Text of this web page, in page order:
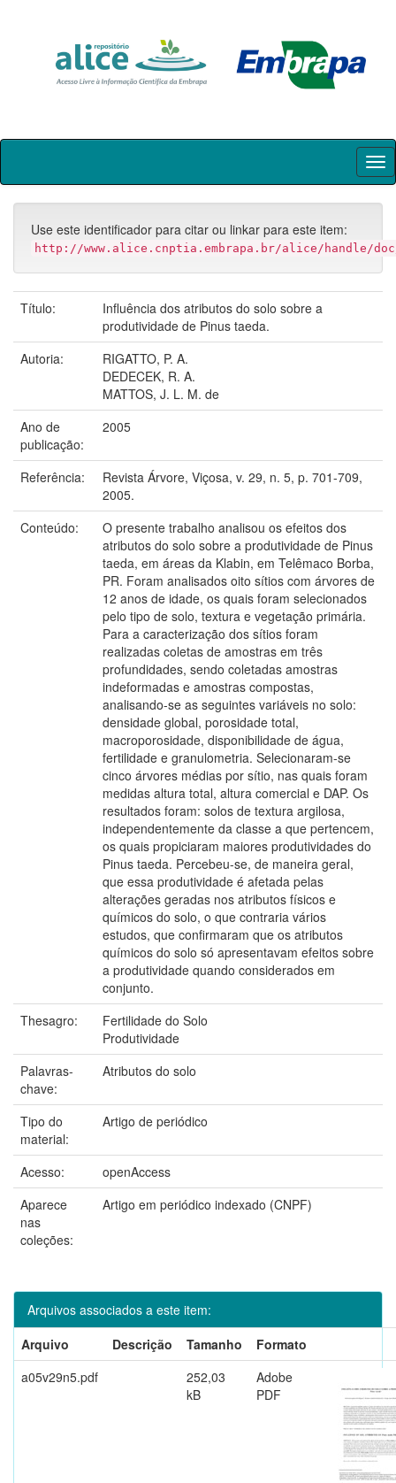
Skip
Use este identificador para citar ou linkar para este item:
http://www.alice.cnptia.embrapa.br/alice/handle/
Título:
Influência dos atributos do solo sobre a
produtividade de Pinus taeda.
Autoria:
RIGATTO, P. A.
DEDECEK, R. A.
MATTOS, J. L. M. de
Ano de
publicação:
2005
Referência:
Revista Árvore, Viçosa, v. 29, n. 5, p. 701-709,
2005.
Conteúdo:
O presente trabalho analisou os efeitos dos
atributos do solo sobre a produtividade de Pinus
taeda, em áreas da Klabin, em Telêmaco Borba,
PR. Foram analisados oito sítios com árvores de
12 anos de idade, os quais foram selecionados
pelo tipo de solo, textura e vegetação primária.
Para a caracterização dos sítios foram
realizadas coletas de amostras em três
profundidades, sendo coletadas amostras
indeformadas e amostras compostas,
analisando-se as seguintes variáveis no solo:
densidade global, porosidade total,
macroporosidade, disponibilidade de água,
fertilidade e granulometria. Selecionaram-se
cinco árvores médias por sítio, nas quais foram
medidas altura total, altura comercial e DAP. Os
resultados foram: solos de textura argilosa,
independentemente da classe a que pertencem,
os quais propiciaram maiores produtividades do
Pinus taeda. Percebeu-se, de maneira geral,
que essa produtividade é afetada pelas
alterações geradas nos atributos físicos e
químicos do solo, o que contraria vários
estudos, que confirmaram que os atributos
químicos do solo só apresentavam efeitos sobre
a produtividade quando considerados em
conjunto.
Thesagro:
Fertilidade do Solo
Produtividade
Palavras-
chave:
Atributos do solo
Tipo do
material:
Artigo de periódico
Acesso:
openAccess
Aparece
nas
coleções:
Artigo em periódico indexado (CNPF)
Arquivos associados a este item:
Arquivo
Descrição Tamanho
Formato
a05v29n5.pdf
252,03
kB
Adobe
PDF